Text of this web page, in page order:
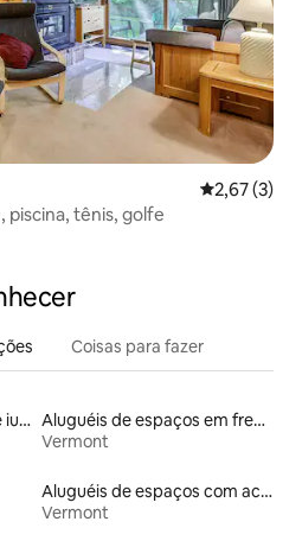
2,67 de
2,67 (3)
piscina, tênis, golfe
Coisas para fazer
Aluguel por temporada de iurtas
Aluguéis de espaços em frente à praia
Vermont
Aluguéis de espaços com acesso direto a pistas de esqui
Vermont